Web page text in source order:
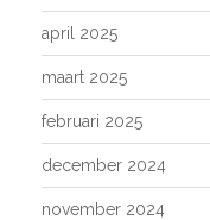
april 2025
maart 2025
februari 2025
december 2024
november 2024